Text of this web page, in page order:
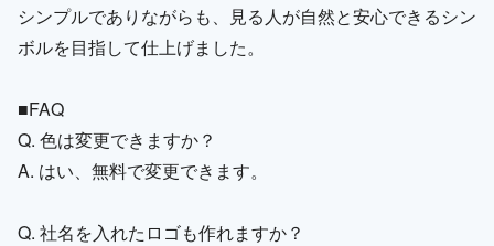
シンプルでありながらも、見る人が自然と安心できるシン
ボルを目指して仕上げました。
■FAQ
Q. 色は変更できますか？
A. はい、無料で変更できます。
Q. 社名を入れたロゴも作れますか？